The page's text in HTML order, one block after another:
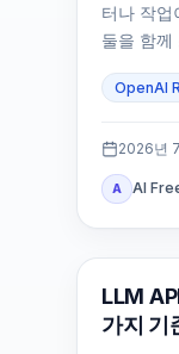
터나 작
둘을 함께
OpenAI
2026년
A AI
API 가이드
LLM
가지 기